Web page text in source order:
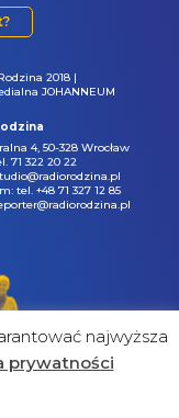
2018 |
JOHANNEUM
4, 50-328 Wrocław
71 322 20 22
tel. +48 71 327 12 85
najwyższa
prywatności